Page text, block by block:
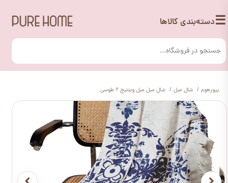
☰دسته‌بندی کالاها
پیورهوم شال مبل شال مبل مبل وینتیج 2 طوسی